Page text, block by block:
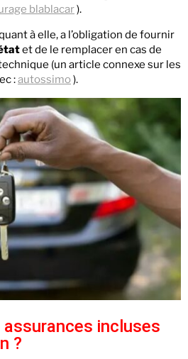
blablacar).
à elle, a l’obligation de fournir
et de le remplacer en cas de
(un article connexe sur les
:autossimo).
incluses
?